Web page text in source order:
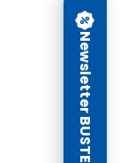
Newsletter BUSTER